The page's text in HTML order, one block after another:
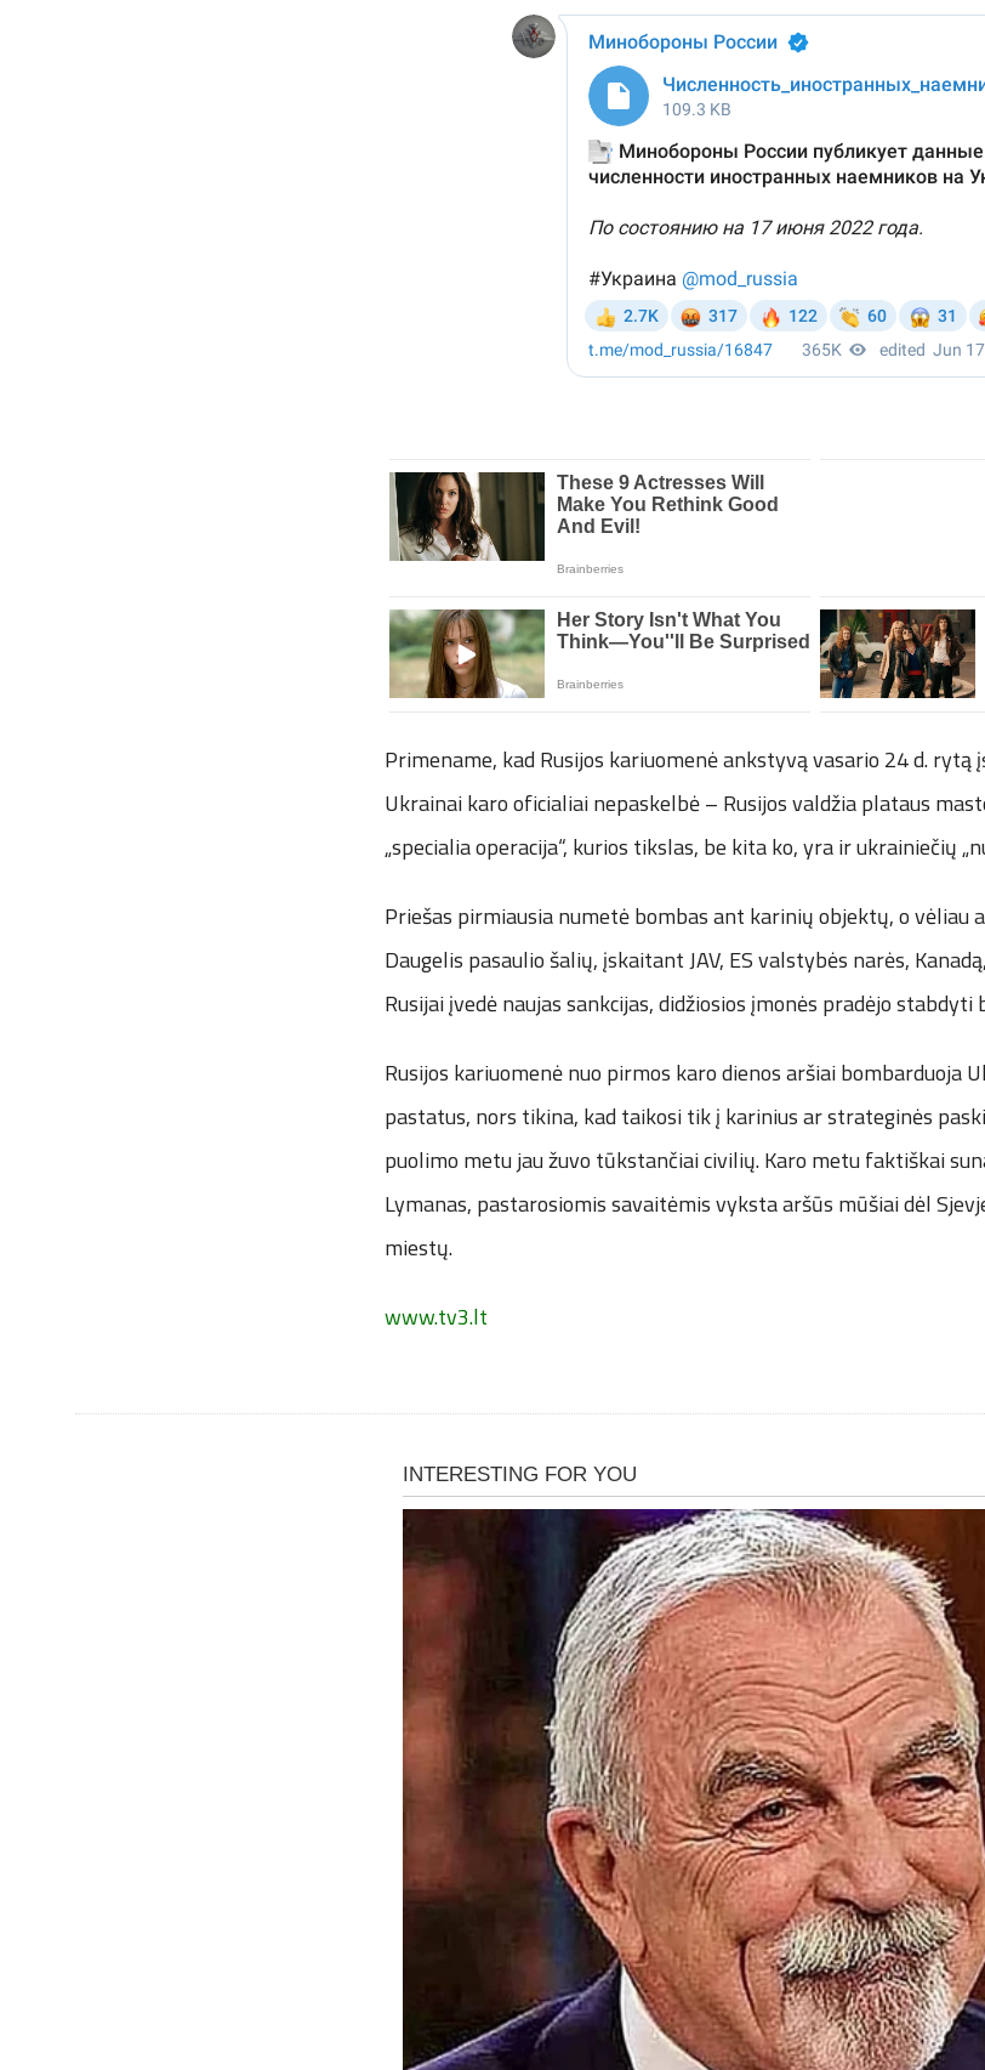
Primename, kad Rusijos kariuomenė ankstyvą vasario 24 d. rytą
Ukrainai karo oficialiai nepaskelbė – Rusijos valdžia plataus
„specialia operacija“, kurios tikslas, be kita ko, yra ir ukrainiečių
Priešas pirmiausia numetė bombas ant karinių objektų, o vėliau
Daugelis pasaulio šalių, įskaitant JAV, ES valstybės narės,
Rusijai įvedė naujas sankcijas, didžiosios įmonės pradėjo
Rusijos kariuomenė nuo pirmos karo dienos aršiai bombarduoja
pastatus, nors tikina, kad taikosi tik į karinius ar strateginės
puolimo metu jau žuvo tūkstančiai civilių. Karo metu faktiškai
Lymanas, pastarosiomis savaitėmis vyksta aršūs mūšiai dėl
miestų.
www.tv3.lt